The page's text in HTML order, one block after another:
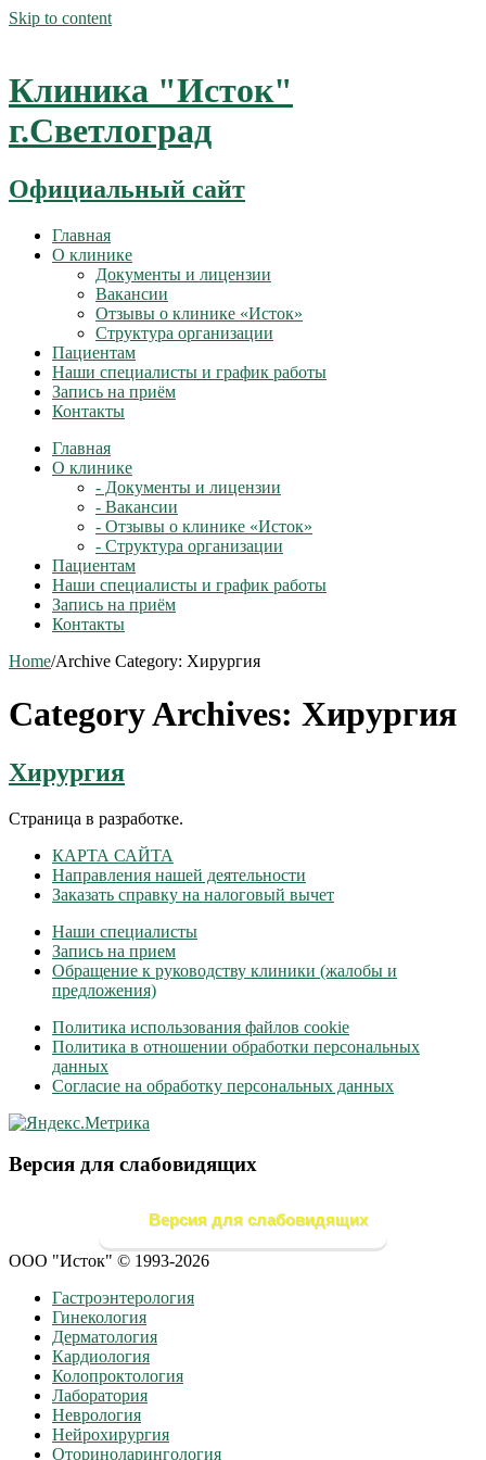
Skip to content
Клиника "Исток"
г.Светлоград
Официальный сайт
Главная
О клинике
Документы и лицензии
Вакансии
Отзывы о клинике «Исток»
Структура организации
Пациентам
Наши специалисты и график работы
Запись на приём
Контакты
Главная
О клинике
- Документы и лицензии
- Вакансии
- Отзывы о клинике «Исток»
- Структура организации
Пациентам
Наши специалисты и график работы
Запись на приём
Контакты
Home/Archive Category: Хирургия
Category Archives: Хирургия
Хирургия
Страница в разработке.
КАРТА САЙТА
Направления нашей деятельности
Заказать справку на налоговый вычет
Наши специалисты
Запись на прием
Обращение к руководству клиники (жалобы и
предложения)
Политика использования файлов cookie
Политика в отношении обработки персональных
данных
Согласие на обработку персональных данных
Версия для слабовидящих
Версия для слабовидящих
ООО "Исток" © 1993-2026
Гастроэнтерология
Гинекология
Дерматология
Кардиология
Колопроктология
Лаборатория
Неврология
Нейрохирургия
Оториноларингология